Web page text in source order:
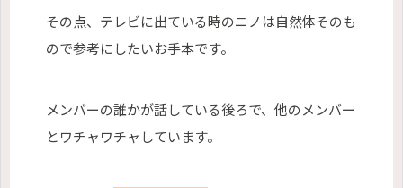
その点、テレビに出ている時のニノは自然体そのも
ので参考にしたいお手本です。
メンバーの誰かが話している後ろで、他のメンバー
とワチャワチャしています。